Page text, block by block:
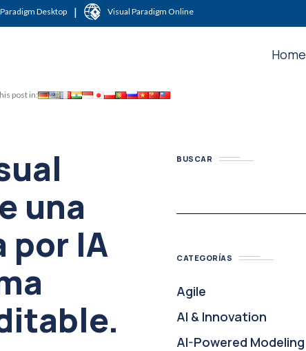
Desktop | Visual Paradigm Online
Home
post in:
una
por IA
BUSCAR
CATEGORÍAS
Agile
AI & Innovation
AI-Powered Modeling